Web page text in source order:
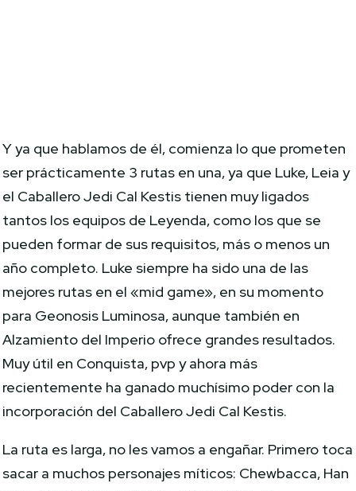
Y ya que hablamos de él, comienza lo que prometen
ser prácticamente 3 rutas en una, ya que Luke, Leia y
el Caballero Jedi Cal Kestis tienen muy ligados
tantos los equipos de Leyenda, como los que se
pueden formar de sus requisitos, más o menos un
año completo. Luke siempre ha sido una de las
mejores rutas en el «mid game», en su momento
para Geonosis Luminosa, aunque también en
Alzamiento del Imperio ofrece grandes resultados.
Muy útil en Conquista, pvp y ahora más
recientemente ha ganado muchísimo poder con la
incorporación del Caballero Jedi Cal Kestis.
La ruta es larga, no les vamos a engañar. Primero toca
sacar a muchos personajes míticos: Chewbacca, Han